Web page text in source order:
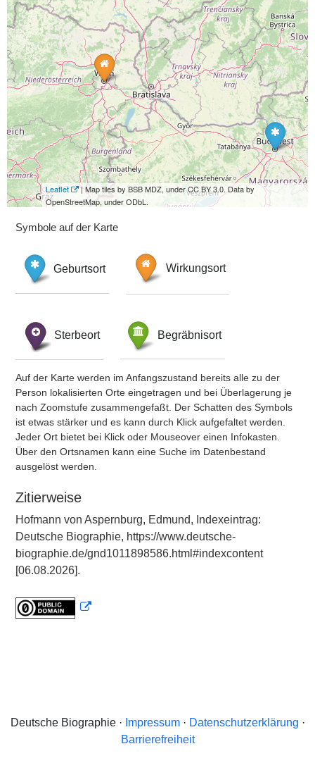
Leaflet
| Map tiles by BSB MDZ, under CC BY 3.0. Data by
OpenStreetMap, under ODbL.
Symbole auf der Karte
Geburtsort Wirkungsort
Sterbeort Begräbnisort
Auf der Karte werden im Anfangszustand bereits alle zu der
Person lokalisierten Orte eingetragen und bei Überlagerung je
nach Zoomstufe zusammengefaßt. Der Schatten des Symbols
ist etwas stärker und es kann durch Klick aufgefaltet werden.
Jeder Ort bietet bei Klick oder Mouseover einen Infokasten.
Über den Ortsnamen kann eine Suche im Datenbestand
ausgelöst werden.
Zitierweise
Hofmann von Aspernburg, Edmund, Indexeintrag:
Deutsche Biographie, https://www.deutsche-
biographie.de/gnd1011898586.html#indexcontent
[06.08.2026].
Deutsche Biographie · Impressum· Datenschutzerklärung ·
Barrierefreiheit